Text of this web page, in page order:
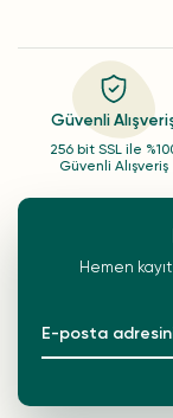
Güvenli
256 bit SSL ile
Güvenli Alışveriş
Hemen